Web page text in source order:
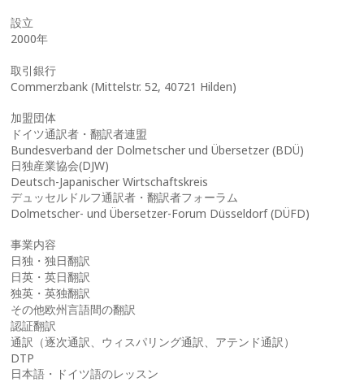
設立
2000年
取引銀行
Commerzbank (Mittelstr. 52, 40721 Hilden)
加盟団体
ドイツ通訳者・翻訳者連盟
Bundesverband der Dolmetscher und Übersetzer (BDÜ)
日独産業協会(DJW)
Deutsch-Japanischer Wirtschaftskreis
デュッセルドルフ通訳者・翻訳者フォーラム
Dolmetscher- und Übersetzer-Forum Düsseldorf (DÜFD)
事業内容
日独・独日翻訳
日英・英日翻訳
独英・英独翻訳
その他欧州言語間の翻訳
認証翻訳
通訳（逐次通訳、ウィスパリング通訳、アテンド通訳）
DTP
日本語・ドイツ語のレッスン